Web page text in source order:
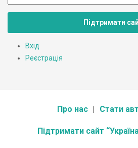
Підтримати
Вхід
Реєстрація
Про нас Стати
Підтримати сайт